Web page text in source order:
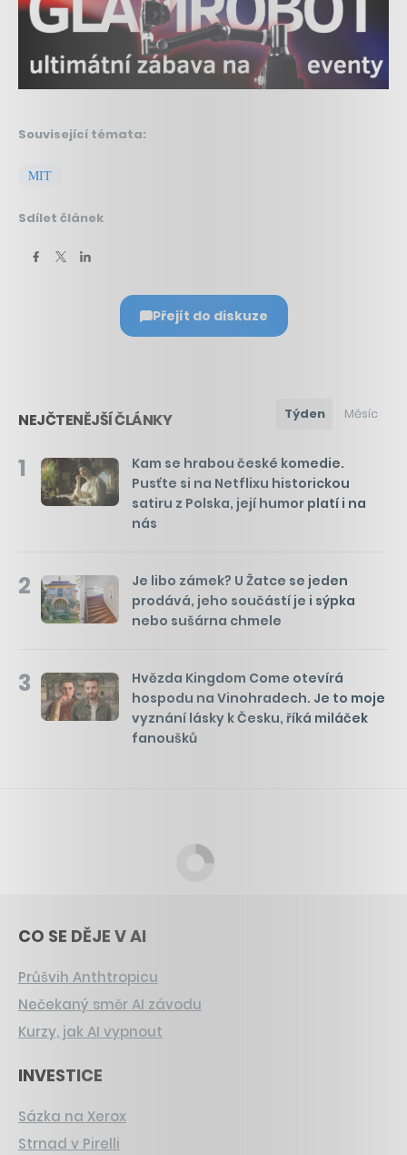
Související témata:
MIT
Sdílet článek
Přejít do diskuze
NEJČTENĚJŠÍ ČLÁNKY Týden Měsíc
1
Kam se hrabou české komedie.
Pusťte si na Netflixu historickou
satiru z Polska, její humor platí i na
nás
2
Je libo zámek? U Žatce se jeden
prodává, jeho součástí je i sýpka
nebo sušárna chmele
3
Hvězda Kingdom Come otevírá
hospodu na Vinohradech. Je to moje
vyznání lásky k Česku, říká miláček
fanoušků
CO SE DĚJE V AI
Průšvih Anthtropicu
Nečekaný směr AI závodu
Kurzy, jak AI vypnout
INVESTICE
Sázka na Xerox
Strnad v Pirelli